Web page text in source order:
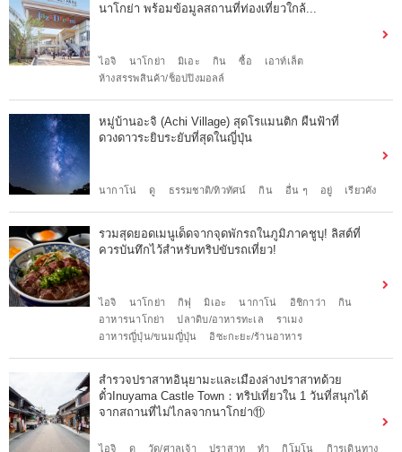
นาโกย่า พร้อมข้อมูลสถานที่ท่องเที่ยวใกล้...
ไอจิ นาโกย่า มิเอะ กิน ซื้อ
เอาท์เล็ต
ห้างสรรพสินค้า/ช็อปปิงมอลล์
หมู่บ้านอะจิ (Achi Village) สุดโรแมนติก ผืนฟ้าที่
ดวงดาวระยิบระยับที่สุดในญี่ปุ่น
นากาโน่ ดู ธรรมชาติ/ทิวทัศน์ กิน อื่น ๆ อยู่ เรียวคัง
รวมสุดยอดเมนูเด็ดจากจุดพักรถในภูมิภาคชูบุ! ลิสต์ที่
ควรบันทึกไว้สำหรับทริปขับรถเที่ยว!
ไอจิ นาโกย่า กิฟุ มิเอะ นากาโน่ อิชิกาว่า
กิน
อาหารนาโกย่า
ปลาดิบ/อาหารทะเล
ราเมง
อาหารญี่ปุ่น/ขนมญี่ปุ่น
อิซะกะยะ/ร้านอาหาร
สำรวจปราสาทอินุยามะและเมืองล่างปราสาทด้วย
ตั๋วInuyama Castle Town：ทริปเที่ยวใน 1 วันที่สนุกได้
จากสถานที่ไม่ไกลจากนาโกย่า⑪
ไอจิ ดู วัด/ศาลเจ้า ปราสาท ทำ กิโมโน
กิารเดินทาง